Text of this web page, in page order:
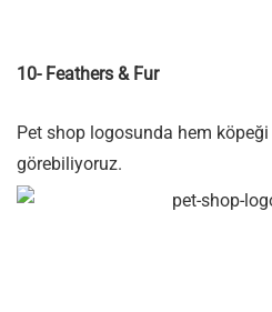
10- Feathers & Fur
Pet shop logosunda hem köpeği
görebiliyoruz.